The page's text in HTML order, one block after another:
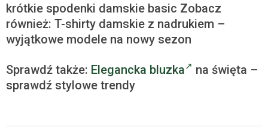
krótkie spodenki damskie basic Zobacz
również: T-shirty damskie z nadrukiem –
wyjątkowe modele na nowy sezon
Sprawdź także: Elegancka bluzka
na święta –
sprawdź stylowe trendy